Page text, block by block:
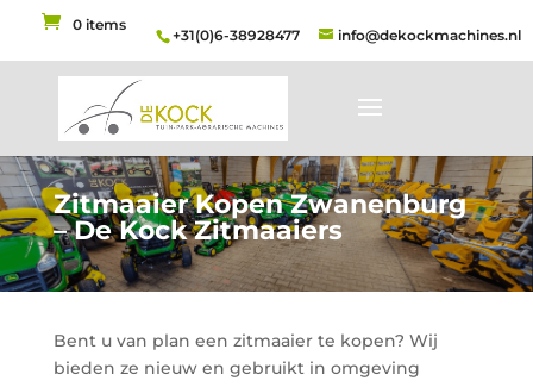
+31(0)6-38928477 info@dekockmachines.nl
0 items
Zitmaaier Kopen Zwanenburg
– De Kock Zitmaaiers
Bent u van plan een zitmaaier te kopen? Wij
bieden ze nieuw en gebruikt in omgeving